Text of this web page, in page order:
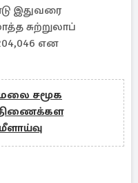
இதுவரை
சுற்றுலாப்
என
சமூக